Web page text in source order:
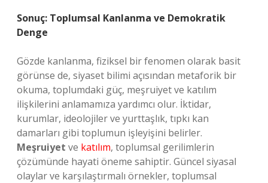
Sonuç: Toplumsal Kanlanma ve Demokratik
Denge
Gözde kanlanma, fiziksel bir fenomen olarak basit
görünse de, siyaset bilimi açısından metaforik bir
okuma, toplumdaki güç, meşruiyet ve katılım
ilişkilerini anlamamıza yardımcı olur. İktidar,
kurumlar, ideolojiler ve yurttaşlık, tıpkı kan
damarları gibi toplumun işleyişini belirler.
Meşruiyet ve katılım, toplumsal gerilimlerin
çözümünde hayati öneme sahiptir. Güncel siyasal
olaylar ve karşılaştırmalı örnekler, toplumsal